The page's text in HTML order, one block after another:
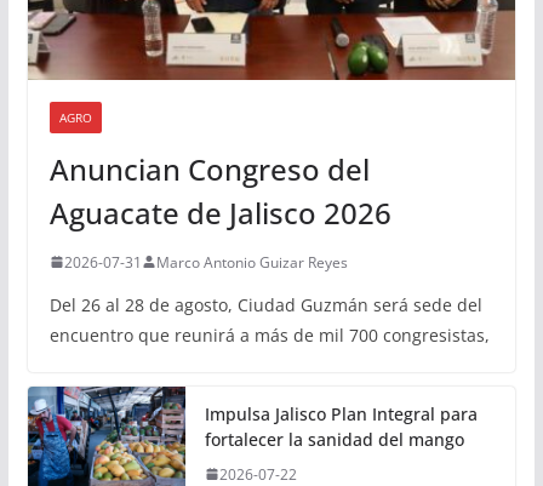
AGRO
Anuncian Congreso del
Aguacate de Jalisco 2026
2026-07-31 Marco Antonio Guizar Reyes
Del 26 al 28 de agosto, Ciudad Guzmán será sede del
encuentro que reunirá a más de mil 700 congresistas,
Impulsa Jalisco Plan Integral para
fortalecer la sanidad del mango
2026-07-22